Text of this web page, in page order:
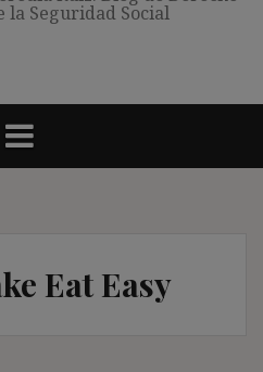
la Seguridad Social
Eat Easy